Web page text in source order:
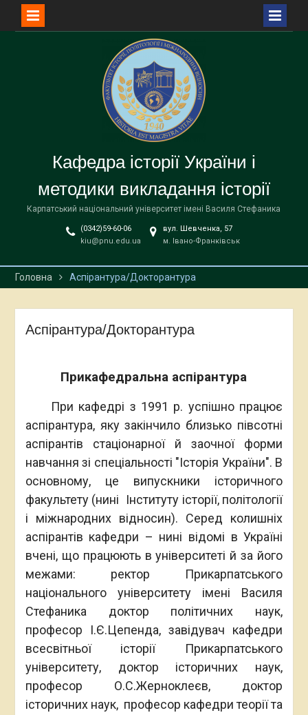
Кафедра історії України і
методики викладання історії
Карпатський національний університет імені Василя Стефаника
(0342)59-60-06
kiu@pnu.edu.ua
вул. Шевченка, 57
м. Івано-Франківськ
Головна Аспірантура/Докторантура
Аспірантура/Докторантура
Прикафедральна аспірантура
При кафедрі з 1991 р. успішно працює
аспірантура, яку закінчило близько півсотні
аспірантів стаціонарної й заочної форми
навчання зі спеціальності ″Історія України″. В
основному, це випускники історичного
факультету (нині Інституту історії, політології
і міжнародних відносин). Серед колишніх
аспірантів кафедри – нині відомі в Україні
вчені, що працюють в університеті й за його
межами: ректор Прикарпатського
національного університету імені Василя
Стефаника доктор політичних наук,
професор І.Є.Цепенда, завідувач кафедри
всесвітньої історії Прикарпатського
університету, доктор історичних наук,
професор О.С.Жерноклеєв, доктор
історичних наук, професор кафедри теорії та